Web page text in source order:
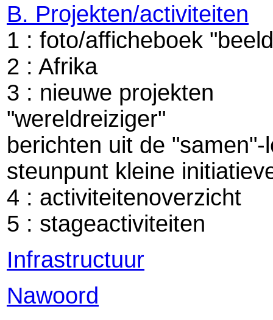
B. Projekten/activiteiten
1 : foto/afficheboek
2 : Afrika
3 : nieuwe projekten
"wereldreiziger"
berichten uit de "samen"-
steunpunt kleine
4 : activiteitenoverzicht
5 : stageactiviteiten
Infrastructuur
Nawoord